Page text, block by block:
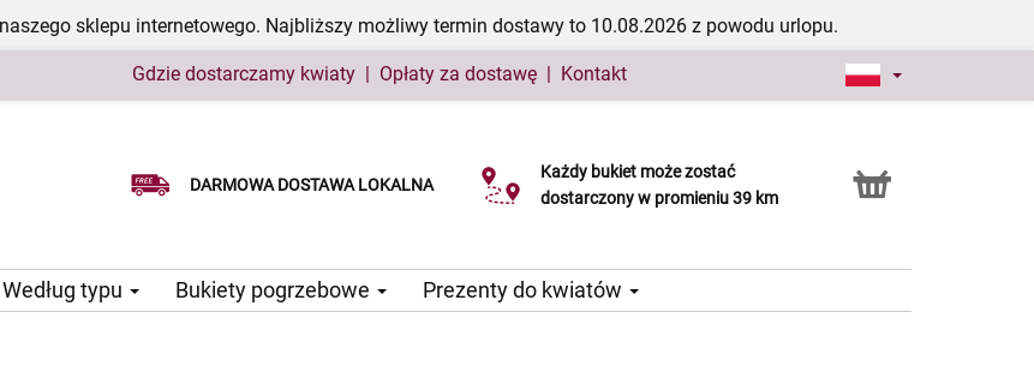
sklepu internetowego. Najbliższy możliwy termin dostawy to 10.08.2026 z powodu urlopu.
Gdzie dostarczamy kwiaty | Opłaty za dostawę | Kontakt
DARMOWA DOSTAWA LOKALNA
Wybierz datę dostawy
Każdy bukiet może zostać
dostarczony w promieniu 39 km
Usługa Click & Collect
Według typu Bukiety pogrzebowe Prezenty do kwiatów